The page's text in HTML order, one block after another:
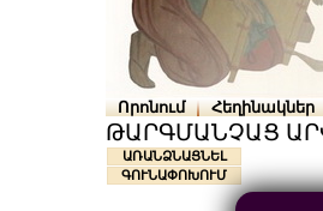
Որոնում Հեղինակներ
ԹԱՐԳՄԱՆՉԱՑ
ԱՌԱՆՁՆԱՑՆԵԼ
ԳՈՒՆԱՓՈԽՈՒՄ